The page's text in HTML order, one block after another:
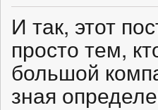
И так, этот
просто тем,
большой
зная